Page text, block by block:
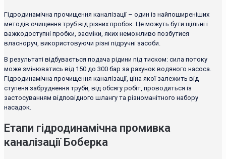
Гідродинамічна прочищення каналізації – один із найпоширеніших
методів очищення труб від різних пробок. Це можуть бути щільні і
важкодоступні пробки, засміки, яких неможливо позбутися
власноруч, використовуючи різні підручні засоби.
В результаті відбувається подача рідини під тиском: сила потоку
може змінюватись від 150 до 300 бар за рахунок водяного насоса.
Гідродинамічна прочищення каналізації, ціна якої залежить від
ступеня забруднення труби, від обсягу робіт, проводиться із
застосуванням відповідного шлангу та різноманітного набору
насадок.
Етапи гідродинамічна промивка
каналізації Боберка